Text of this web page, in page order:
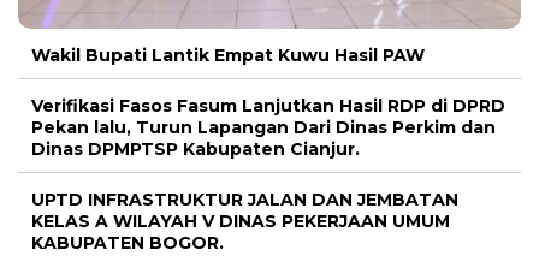
Wakil Bupati Lantik Empat Kuwu Hasil PAW
Verifikasi Fasos Fasum Lanjutkan Hasil RDP di DPRD
Pekan lalu, Turun Lapangan Dari Dinas Perkim dan
Dinas DPMPTSP Kabupaten Cianjur.
UPTD INFRASTRUKTUR JALAN DAN JEMBATAN
KELAS A WILAYAH V DINAS PEKERJAAN UMUM
KABUPATEN BOGOR.